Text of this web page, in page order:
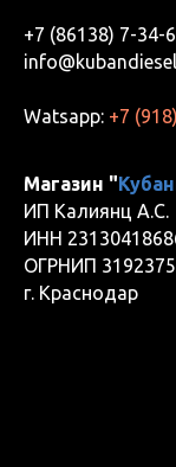
+7 (86138) 7-34-
Watsapp: +7
Магазин "
ИП Калиянц А.С.
ИНН
ОГРНИП
г. Краснодар